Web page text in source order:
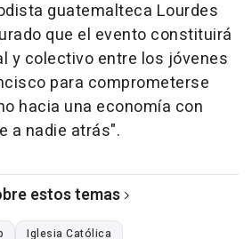
guatemalteca Lourdes
que el evento constituirá
y colectivo entre los jóvenes
para comprometerse
hacia una economía con
a nadie atrás".
estos temas
Iglesia Católica